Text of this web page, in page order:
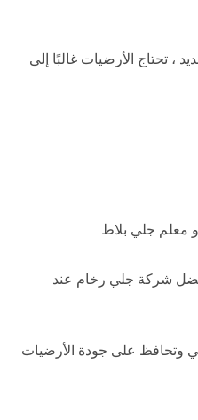
، تحتاج الأرضيات غالبًا إلى
معلم جلي بلاط
شركة جلي رخام عند
وتحافظ على جودة الأرضيات